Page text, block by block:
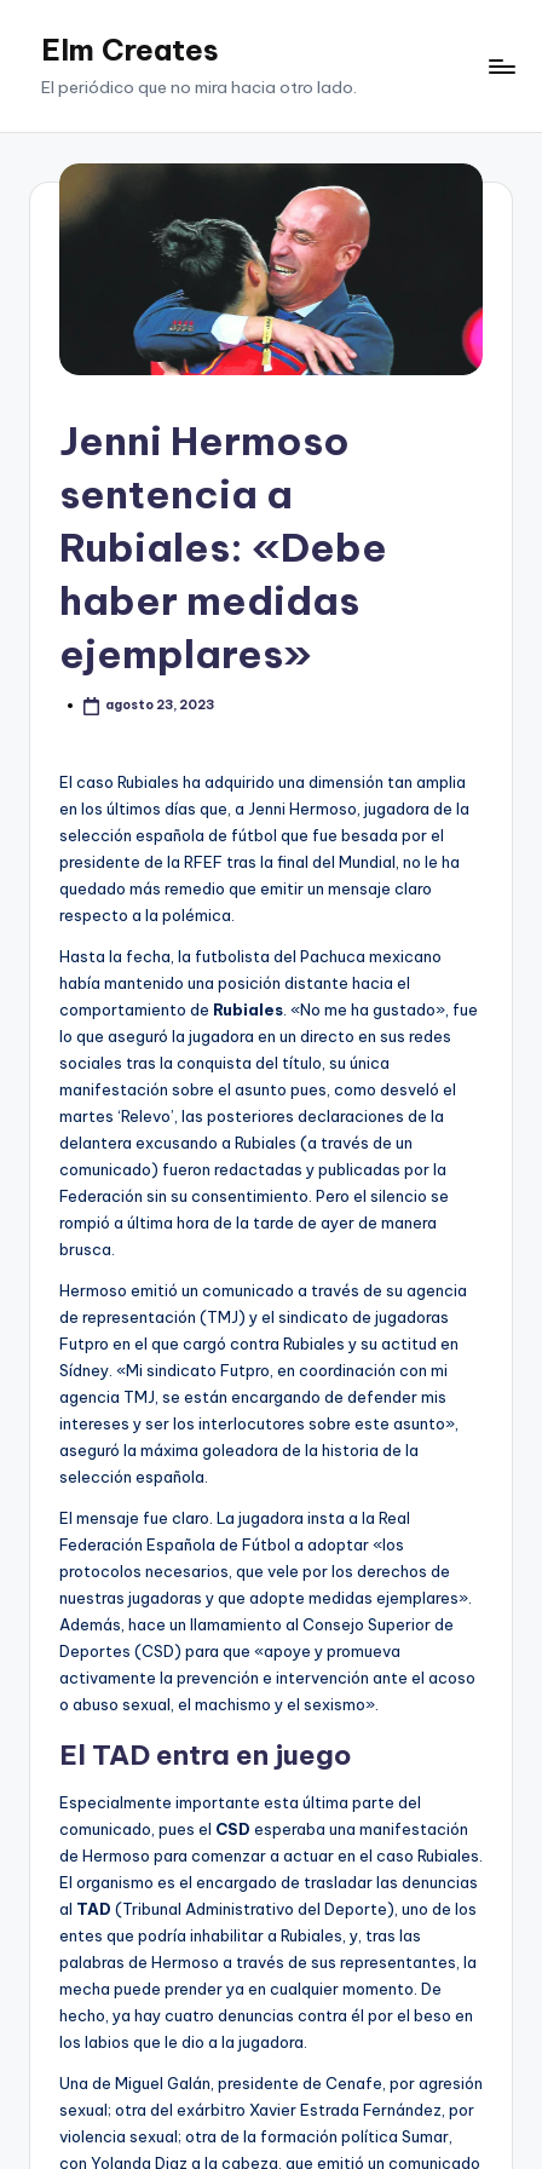
SaltarElm Creates
El periódico que no mira hacia otro lado.
Jenni Hermoso
sentencia a
Rubiales: «Debe
haber medidas
ejemplares»
agosto 23, 2023
El caso Rubiales ha adquirido una dimensión tan amplia
en los últimos días que, a Jenni Hermoso, jugadora de la
selección española de fútbol que fue besada por el
presidente de la RFEF tras la final del Mundial, no le ha
quedado más remedio que emitir un mensaje claro
respecto a la polémica.
Hasta la fecha, la futbolista del Pachuca mexicano
había mantenido una posición distante hacia el
comportamiento de Rubiales . «No me ha gustado», fue
lo que aseguró la jugadora en un directo en sus redes
sociales tras la conquista del título, su única
manifestación sobre el asunto pues, como desveló el
martes ‘Relevo’, las posteriores declaraciones de la
delantera excusando a Rubiales (a través de un
comunicado) fueron redactadas y publicadas por la
Federación sin su consentimiento. Pero el silencio se
rompió a última hora de la tarde de ayer de manera
brusca.
Hermoso emitió un comunicado a través de su agencia
de representación (TMJ) y el sindicato de jugadoras
Futpro en el que cargó contra Rubiales y su actitud en
Sídney. «Mi sindicato Futpro, en coordinación con mi
agencia TMJ, se están encargando de defender mis
intereses y ser los interlocutores sobre este asunto»,
aseguró la máxima goleadora de la historia de la
selección española.
El mensaje fue claro. La jugadora insta a la Real
Federación Española de Fútbol a adoptar «los
protocolos necesarios, que vele por los derechos de
nuestras jugadoras y que adopte medidas ejemplares».
Además, hace un llamamiento al Consejo Superior de
Deportes (CSD) para que «apoye y promueva
activamente la prevención e intervención ante el acoso
o abuso sexual, el machismo y el sexismo».
El TAD entra en juego
Especialmente importante esta última parte del
comunicado, pues el CSD esperaba una manifestación
de Hermoso para comenzar a actuar en el caso Rubiales.
El organismo es el encargado de trasladar las denuncias
al TAD (Tribunal Administrativo del Deporte), uno de los
entes que podría inhabilitar a Rubiales, y, tras las
palabras de Hermoso a través de sus representantes, la
mecha puede prender ya en cualquier momento. De
hecho, ya hay cuatro denuncias contra él por el beso en
los labios que le dio a la jugadora.
Una de Miguel Galán, presidente de Cenafe, por agresión
sexual; otra del exárbitro Xavier Estrada Fernández, por
violencia sexual; otra de la formación política Sumar,
con Yolanda Diaz a la cabeza, que emitió un comunicado